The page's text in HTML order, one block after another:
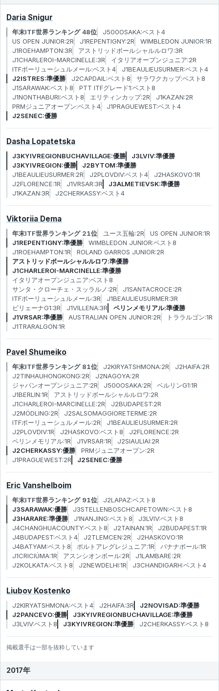
Daria Snigur
年末ITF世界ランキング 48位
J500OSAKA:ベスト4
US OPEN JUNIOR:2R
J1REPENTIGNY:2R
WIMBLEDON JUNIOR:1R
J1ROEHAMPTON:3R
アストリッドボールシャルルロワ:3R
J1CHARLEROI-MARCINELLE:3R
イタリアオープンジュニア:2R
ITFボーリューシュルメール:ベスト4
J1BEAULIEUSURMER:ベスト4
J2ISTRES:準優勝
J2CAPDAIL:ベスト8
サラワクカップ:ベスト8
J1SARAWAK:ベスト8
PTT ITFグレード1:ベスト8
J1NONTHABURI:ベスト8
エリティンカップ:2R
J1KAZAN:2R
PRMジュニアオープン:ベスト4
J1PRAGUEWEST:ベスト4
J2SENEC:優勝
Dasha Lopatetska
J3KYIVREGIONBUCHAVILLAGE:優勝
J3LVIV:準優勝
J3KYIVREGION:優勝
J2BYTOM:準優勝
J1BEAULIEUSURMER:2R
J2PLOVDIV:ベスト4
J2HASKOVO:1R
J2FLORENCE:1R
J1VRSAR:3R
J3ALMETIEVSK:準優勝
J1KAZAN:3R
J2CHERKASSY:ベスト4
Viktoriia Dema
年末ITF世界ランキング 21位 ユース五輪:2R
US OPEN JUNIOR:1R
J1REPENTIGNY:準優勝
WIMBLEDON JUNIOR:ベスト8
J1ROEHAMPTON:1R
ROLAND GARROS JUNIOR:2R
アストリッドボールシャルルロワ:準優勝
J1CHARLEROI-MARCINELLE:準優勝
イタリアオープンジュニア:ベスト8
サンタ・クローチェ・スッラルノ:2R
J1SANTACROCE:2R
ITFボーリューシュルメール:3R
J1BEAULIEUSURMER:3R
ビリェーナG1:3R
J1VILLENA:3R
ペリンメモリアル:準優勝
J1VRSAR:準優勝
AUSTRALIAN OPEN JUNIOR:2R
トララルゴン:1R
J1TRARALGON:1R
Pavel Shumeiko
年末ITF世界ランキング 81位 J2KIRYATSHMONA:2R
J2HAIFA:2R
J2TINHAUHONGKONG:2R
J2NAGOYA:2R
ジャパンオープンジュニア:2R
J500OSAKA:2R
ベルリンG1:1R
J1BERLIN:1R
アストリッドボールシャルルロワ:2R
J1CHARLEROI-MARCINELLE:2R
J2BUDAPEST:2R
J2MÖDLING:2R
J2SALSOMAGGIORETERME:2R
ITFボーリューシュルメール:2R
J1BEAULIEUSURMER:2R
J2PLOVDIV:1R
J2HASKOVO:ベスト8
J2FLORENCE:2R
ペリンメモリアル:1R
J1VRSAR:1R
J2SIAULIAI:2R
J2CHERKASSY:優勝
PRMジュニアオープン:2R
J1PRAGUEWEST:2R
J2SENEC:優勝
Eric Vanshelboim
年末ITF世界ランキング 91位
J2LAPAZ:ベスト8
J3SARAWAK:優勝
J3STELLENBOSCHCAPETOWN:ベスト8
J3HARARE:準優勝
J1NANJING:ベスト8
J3LVIV:ベスト8
J4CHANGHUACOUNTY:ベスト8
J2TAINAN:1R
J2BUDAPEST:1R
J4BUDAPEST:ベスト4
J2TLEMCEN:2R
J2HASKOVO:1R
J4BATYAM:ベスト8
ポルトアレグレジュニア:1R
バナナボール:1R
J1CRICIÚMA:1R
アスンシオンボール:2R
J1LAMBARE:2R
J2KOLKATA:ベスト8
J2NEWDELHI:1R J3CHANDIGARH:ベスト4
Liubov Kostenko
J2KIRYATSHMONA:ベスト4 J2HAIFA:3R
J2NOVISAD:準優勝
J2PANCEVO:優勝
J3KYIVREGIONBUCHAVILLAGE:準優勝
J3LVIV:ベスト8
J3KYIVREGION:準優勝 J2CHERKASSY:ベスト8
掲載選手は一部を抜粋しています
2017年